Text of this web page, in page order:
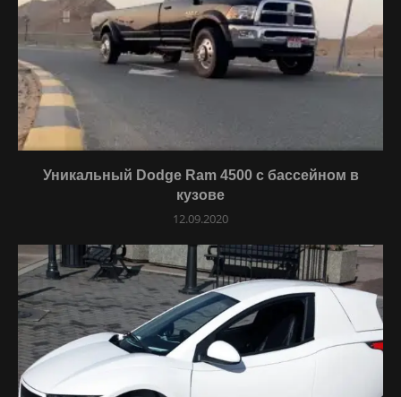
Уникальный Dodge Ram 4500 с бассейном в
кузове
12.09.2020